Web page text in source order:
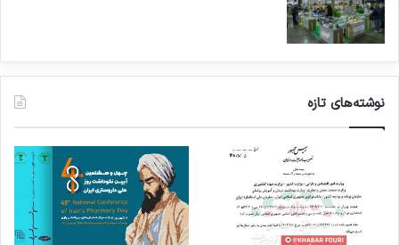
نوشته‌های تازه